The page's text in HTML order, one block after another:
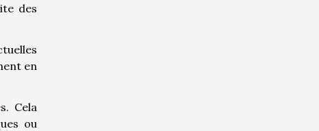
des
en
Cela
ou